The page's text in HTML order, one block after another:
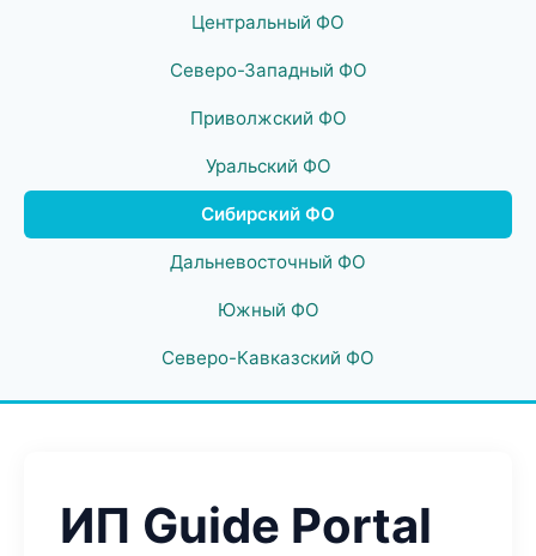
Центральный ФО
Северо-Западный ФО
Приволжский ФО
Уральский ФО
Сибирский ФО
Дальневосточный ФО
Южный ФО
Северо-Кавказский ФО
ИП Guide Portal